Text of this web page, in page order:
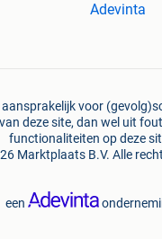
Adevinta
voor
deze site, dan wel uit
functionaliteiten op deze
Marktplaats B.V. Alle
een